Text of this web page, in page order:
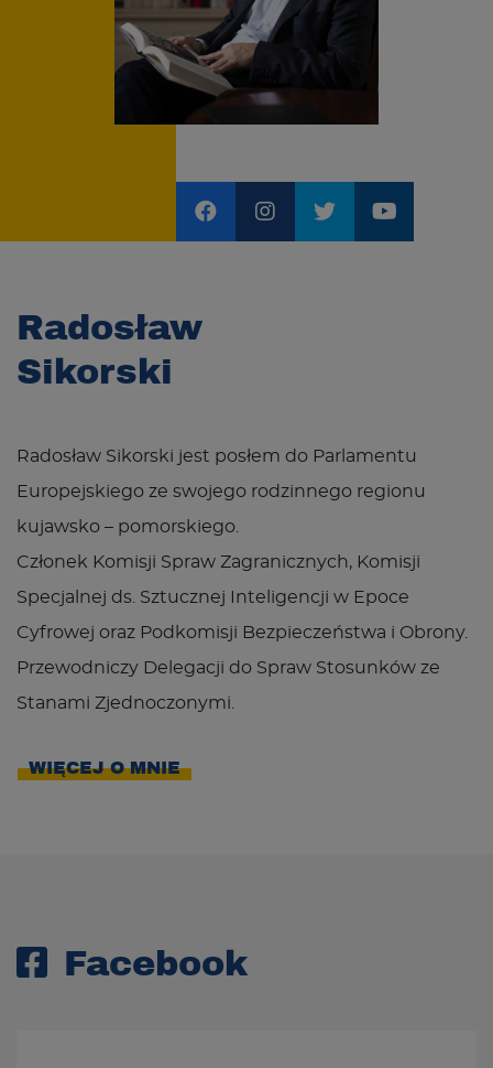
Radosław
Sikorski
Radosław Sikorski jest posłem do Parlamentu
Europejskiego ze swojego rodzinnego regionu
kujawsko – pomorskiego.
Członek Komisji Spraw Zagranicznych, Komisji
Specjalnej ds. Sztucznej Inteligencji w Epoce
Cyfrowej oraz Podkomisji Bezpieczeństwa i Obrony.
Przewodniczy Delegacji do Spraw Stosunków ze
Stanami Zjednoczonymi.
WIĘCEJ O MNIE
Facebook